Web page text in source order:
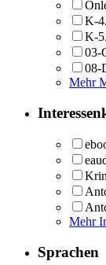
K-
K-
03-
08-
Mehr
Mehr
Sprachen